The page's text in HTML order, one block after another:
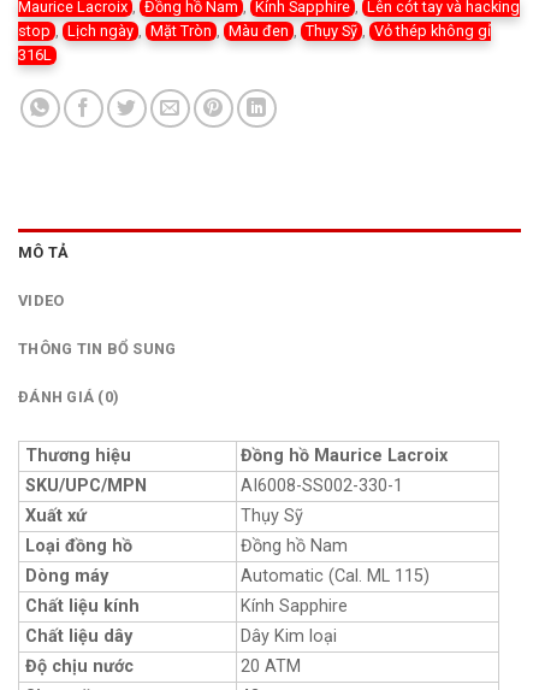
Maurice Lacroix
Đồng hồ Nam Kính Sapphire
Lên cót tay và hacking
stop
Lịch ngày Mặt Tròn Màu đen Thụy Sỹ
Vỏ thép không gỉ
316L
MÔ TẢ
VIDEO
THÔNG TIN BỔ SUNG
ĐÁNH GIÁ (0)
Thương hiệu
Đồng hồ Maurice Lacroix
SKU/UPC/MPN
AI6008-SS002-330-1
Xuất xứ
Thụy Sỹ
Loại đồng hồ
Đồng hồ Nam
Dòng máy
Automatic (Cal. ML 115)
Chất liệu kính
Kính Sapphire
Chất liệu dây
Dây Kim loại
Độ chịu nước
20 ATM